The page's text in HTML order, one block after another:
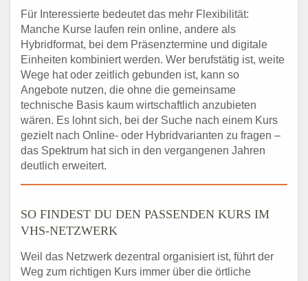
Für Interessierte bedeutet das mehr Flexibilität:
Manche Kurse laufen rein online, andere als
Hybridformat, bei dem Präsenztermine und digitale
Einheiten kombiniert werden. Wer berufstätig ist, weite
Wege hat oder zeitlich gebunden ist, kann so
Angebote nutzen, die ohne die gemeinsame
technische Basis kaum wirtschaftlich anzubieten
wären. Es lohnt sich, bei der Suche nach einem Kurs
gezielt nach Online- oder Hybridvarianten zu fragen –
das Spektrum hat sich in den vergangenen Jahren
deutlich erweitert.
SO FINDEST DU DEN PASSENDEN KURS IM
VHS-NETZWERK
Weil das Netzwerk dezentral organisiert ist, führt der
Weg zum richtigen Kurs immer über die örtliche